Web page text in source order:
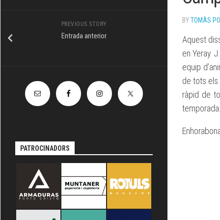
BYTOMÀS
Aquest
en Yeray
equip
de tots els
ràpid de
temporada.
PREVIOUS STORY
Entrada anterior
PATROCINADORS